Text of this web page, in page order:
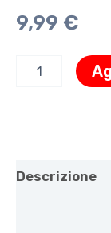
9,99 €
Descrizione